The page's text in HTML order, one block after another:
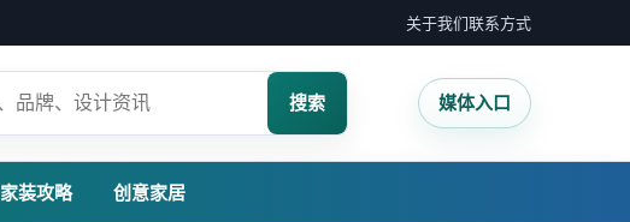
关于我们联系方式
搜索 媒体入口
家装攻略 创意家居